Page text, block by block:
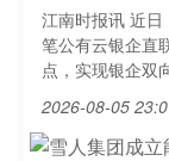
江南时报讯 近
笔公有云银企直
点，实现银企双
2026-08-05